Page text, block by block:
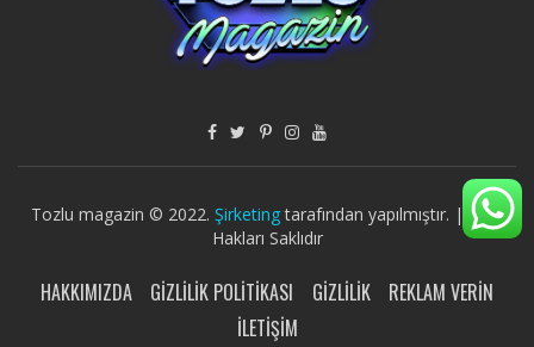
Tozlu magazin © 2022. Şirketingtarafından yapılmıştır. | Tüm
Hakları Saklıdır
HAKKIMIZDA GIZLILIK POLITIKASI GIZLILIK
REKLAM VERIN
İLETIŞIM